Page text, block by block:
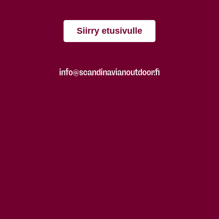
Siirry etusivulle
info@scandinavianoutdoor.fi